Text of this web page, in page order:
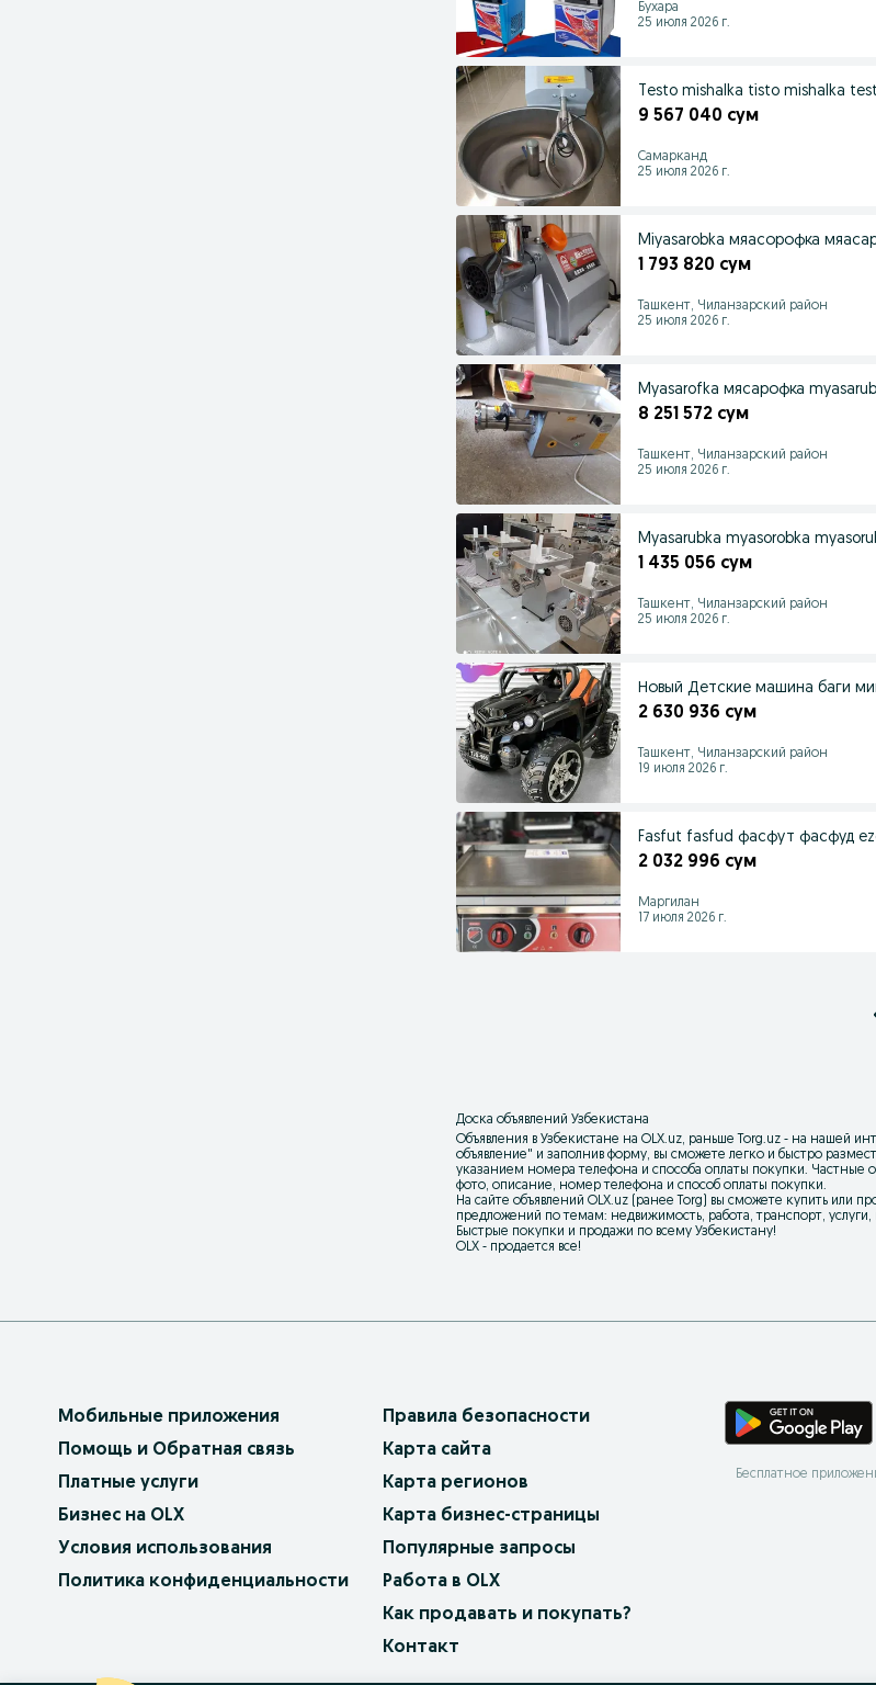
Бухара
25 июля 2026 г.
Testo mishalka tisto mishalka
9 567 040 сум
Самарканд
25 июля 2026 г.
Miyasarobka мяасорофка
1 793 820 сум
Ташкент, Чиланзарский район
25 июля 2026 г.
Myasarofka мясарофка
8 251 572 сум
Ташкент, Чиланзарский район
25 июля 2026 г.
Myasarubka myasorobka
1 435 056 сум
Ташкент, Чиланзарский район
25 июля 2026 г.
Новый Детские машина баги
2 630 936 сум
Ташкент, Чиланзарский район
19 июля 2026 г.
Fasfut fasfud фасфут фасфуд
2 032 996 сум
Маргилан
17 июля 2026 г.
Доска объявлений Узбекистана
Объявления в Узбекистане на OLX.uz, раньше Torg.uz - на нашей
объявление" и заполнив форму, вы сможете легко и быстро
указанием номера телефона и способа оплаты покупки. Частные
фото, описание, номер телефона и способ оплаты покупки.
На сайте объявлений OLX.uz (ранее Torg) вы сможете купить или
предложений по темам: недвижимость, работа, транспорт,
Быстрые покупки и продажи по всему Узбекистану!
OLX - продается все!
Мобильные приложения
Помощь и Обратная связь
Платные услуги
Бизнес на OLX
Условия использования
Политика конфиденциальности
Правила безопасности
Карта сайта
Карта регионов
Карта бизнес-страницы
Популярные запросы
Работа в OLX
Как продавать и покупать?
Контакт
Бесплатное